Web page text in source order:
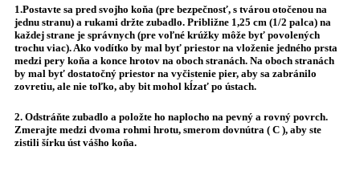
1.Postavte sa pred svojho koňa (pre bezpečnosť, s tvárou otočenou na
jednu stranu) a rukami držte zubadlo. Približne 1,25 cm (1/2 palca) na
každej strane je správnych (pre voľné krúžky môže byť povolených
trochu viac). Ako vodítko by mal byť priestor na vloženie jedného prsta
medzi pery koňa a konce hrotov na oboch stranách. Na oboch stranách
by mal byť dostatočný priestor na vyčistenie pier, aby sa zabránilo
zovretiu, ale nie toľko, aby bit mohol kĺzať po ústach.
2. Odstráňte zubadlo a položte ho naplocho na pevný a rovný povrch.
Zmerajte medzi dvoma rohmi hrotu, smerom dovnútra ( C ), aby ste
zistili šírku úst vášho koňa.